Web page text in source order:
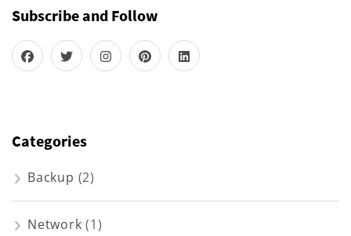
Subscribe and Follow
Categories
Backup (2)
Network (1)